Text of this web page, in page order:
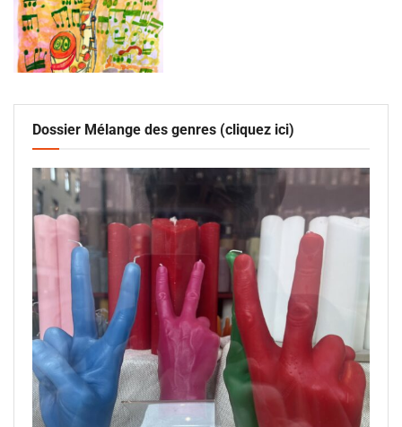
Dossier Mélange des genres (cliquez ici)